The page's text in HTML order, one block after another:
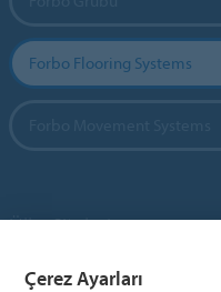
Forbo Flooring Systems
Ülke Siteleri
Ülkenizi Seçin
Çerez Ayarları